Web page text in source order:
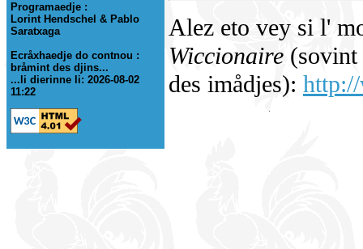
Programaedje :
Lorint Hendschel & Pablo
Saratxaga
Ecråxhaedje do contnou :
bråmint des djins...
...li dierinne li: 2026-08-02
11:22
Alez eto vey si l'
Wiccionaire (sovint
des imådjes):